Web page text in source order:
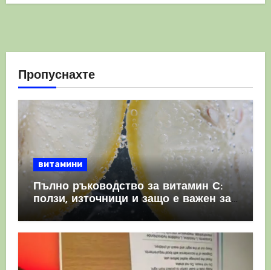
Пропуснахте
витамини
Пълно ръководство за витамин С:
ползи, източници и защо е важен за
имунната система